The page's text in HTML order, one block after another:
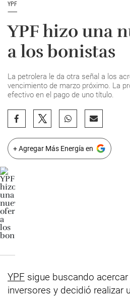
YPF
YPF hizo una
a los bonistas
La petrolera le da otra señal a los
vencimiento de marzo próximo. La
efectivo en el pago de uno título.
+ Agregar Más Energía en
YPF sigue buscando
inversores y decidió realizar